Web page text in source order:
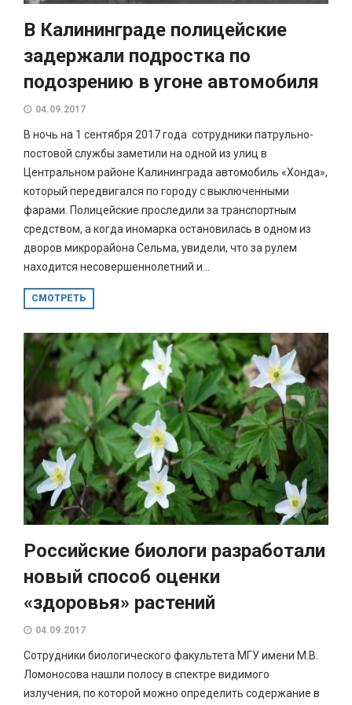
В Калининграде полицейские
задержали подростка по
подозрению в угоне автомобиля
04.09.2017
В ночь на 1 сентября 2017 года сотрудники патрульно-
постовой службы заметили на одной из улиц в
Центральном районе Калининграда автомобиль «Хонда»,
который передвигался по городу с выключенными
фарами. Полицейские проследили за транспортным
средством, а когда иномарка остановилась в одном из
дворов микрорайона Сельма, увидели, что за рулем
находится несовершеннолетний и...
СМОТРЕТЬ
Российские биологи разработали
новый способ оценки
«здоровья» растений
04.09.2017
Сотрудники биологического факультета МГУ имени М.В.
Ломоносова нашли полосу в спектре видимого
излучения, по которой можно определить содержание в